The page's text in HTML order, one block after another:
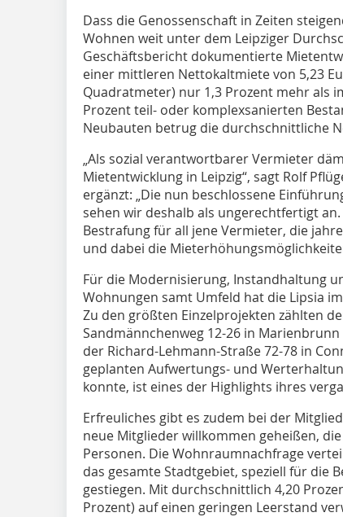
Dass die Genossenschaft in Zeiten
Wohnen weit unter dem Leipziger
Geschäftsbericht dokumentierte
einer mittleren Nettokaltmiete von 5,23
Quadratmeter) nur 1,3 Prozent mehr als
Prozent teil- oder komplexsanierten
Neubauten betrug die durchschnittliche
„Als sozial verantwortbarer Vermieter
Mietentwicklung in Leipzig“, sagt Rolf
ergänzt: „Die nun beschlossene
sehen wir deshalb als ungerechtfertigt
Bestrafung für all jene Vermieter, die
und dabei die
Für die Modernisierung, Instandhaltung
Wohnungen samt Umfeld hat die Lipsia
Zu den größten Einzelprojekten zählten
Sandmännchenweg 12-26 in
der Richard-Lehmann-Straße 72-78 in
geplanten Aufwertungs- und
konnte, ist eines der Highlights ihres
Erfreuliches gibt es zudem bei der
neue Mitglieder willkommen geheißen,
Personen. Die Wohnraumnachfrage
das gesamte Stadtgebiet, speziell für die
gestiegen. Mit durchschnittlich 4,20
Prozent) auf einen geringen Leerstand